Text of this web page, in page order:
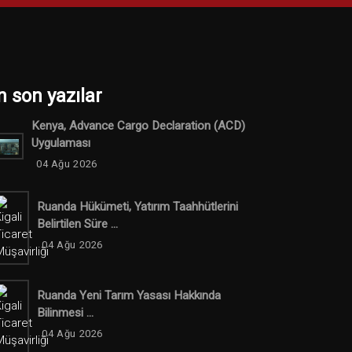
son yazılar
Kenya, Advance Cargo Declaration (ACD)
Uygulaması
04 Ağu 2026
Ruanda Hükümeti, Yatırım Taahhütlerini
Belirtilen Süre ...
04 Ağu 2026
Ruanda Yeni Tarım Yasası Hakkında
Bilinmesi ...
04 Ağu 2026